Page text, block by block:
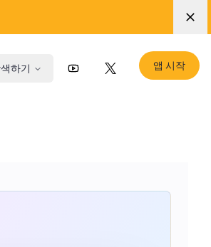
하기 YouTubeX (Twitter)
앱 시작